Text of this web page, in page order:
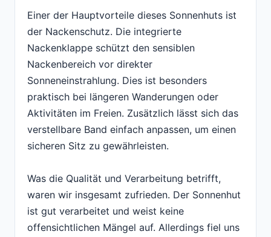
Einer der Hauptvorteile dieses Sonnenhuts ist
der Nackenschutz. Die integrierte
Nackenklappe schützt den sensiblen
Nackenbereich vor direkter
Sonneneinstrahlung. Dies ist besonders
praktisch bei längeren Wanderungen oder
Aktivitäten im Freien. Zusätzlich lässt sich das
verstellbare Band einfach anpassen, um einen
sicheren Sitz zu gewährleisten.
Was die Qualität und Verarbeitung betrifft,
waren wir insgesamt zufrieden. Der Sonnenhut
ist gut verarbeitet und weist keine
offensichtlichen Mängel auf. Allerdings fiel uns